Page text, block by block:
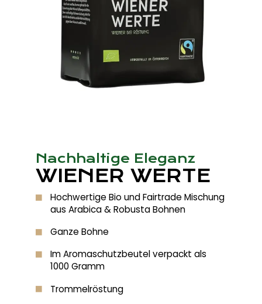
Nachhaltige Eleganz
WIENER WERTE
Hochwertige Bio und Fairtrade Mischung
aus Arabica & Robusta Bohnen
Ganze Bohne
Im Aromaschutzbeutel verpackt als
1000 Gramm
Trommelröstung